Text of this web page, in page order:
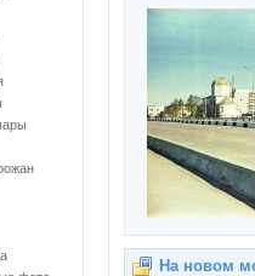
На новом